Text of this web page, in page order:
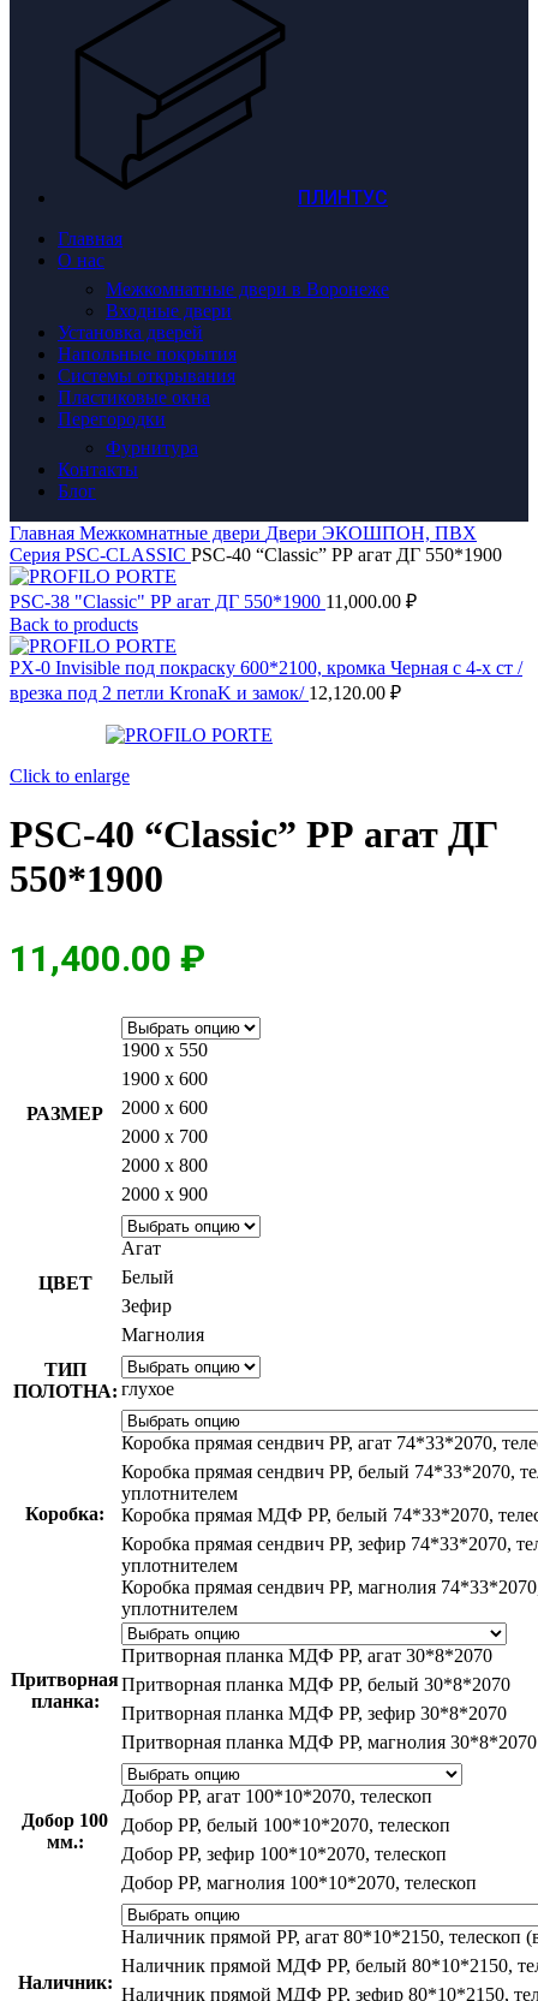
ПЛИНТУС
Главная
О нас
Межкомнатные двери в Воронеже
Входные двери
Установка дверей
Напольные покрытия
Системы открывания
Пластиковые окна
Перегородки
Фурнитура
Контакты
Блог
Главная Межкомнатные двери Двери ЭКОШПОН, ПВХ
Серия PSC-CLASSIC PSС-40 “Classic” РР агат ДГ 550*1900
PSС-38 "Classic" РР агат ДГ 550*1900 11,000.00 ₽
Back to products
PX-0 Invisible под покраску 600*2100, кромка Черная с 4-х ст /
врезка под 2 петли KronaK и замок/ 12,120.00 ₽
Click to enlarge
PSС-40 “Classic” РР агат ДГ
550*1900
11,400.00 ₽
РАЗМЕР
1900 х 550
1900 х 600
2000 х 600
2000 х 700
2000 х 800
2000 х 900
ЦВЕТ
Агат
Белый
Зефир
Магнолия
ТИП
ПОЛОТНА: глухое
Коробка:
Коробка прямая сендвич PP, агат 74*33*2070,
Коробка прямая сендвич PP, белый 74*33*2070,
уплотнителем
Коробка прямая МДФ PP, белый 74*33*2070,
Коробка прямая сендвич PP, зефир 74*33*2070,
уплотнителем
Коробка прямая сендвич PP, магнолия
уплотнителем
Притворная
планка:
Притворная планка МДФ PP, агат 30*8*2070
Притворная планка МДФ PP, белый 30*8*2070
Притворная планка МДФ PP, зефир 30*8*2070
Притворная планка МДФ PP, магнолия 30*8*2070
Добор 100
мм.:
Добор PP, агат 100*10*2070, телескоп
Добор PP, белый 100*10*2070, телескоп
Добор PP, зефир 100*10*2070, телескоп
Добор PP, магнолия 100*10*2070, телескоп
Наличник:
Наличник прямой PP, агат 80*10*2150, телескоп
Наличник прямой МДФ PP, белый 80*10*2150,
Наличник прямой МДФ PP, зефир 80*10*2150,